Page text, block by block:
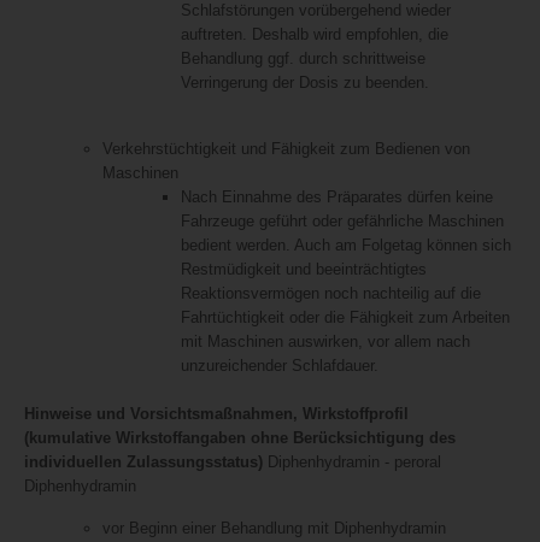
Schlafstörungen vorübergehend wieder
auftreten. Deshalb wird empfohlen, die
Behandlung ggf. durch schrittweise
Verringerung der Dosis zu beenden.
Verkehrstüchtigkeit und Fähigkeit zum Bedienen von
Maschinen
Nach Einnahme des Präparates dürfen keine
Fahrzeuge geführt oder gefährliche Maschinen
bedient werden. Auch am Folgetag können sich
Restmüdigkeit und beeinträchtigtes
Reaktionsvermögen noch nachteilig auf die
Fahrtüchtigkeit oder die Fähigkeit zum Arbeiten
mit Maschinen auswirken, vor allem nach
unzureichender Schlafdauer.
Hinweise und Vorsichtsmaßnahmen, Wirkstoffprofil
(kumulative Wirkstoffangaben ohne Berücksichtigung des
individuellen Zulassungsstatus) Diphenhydramin - peroral
Diphenhydramin
vor Beginn einer Behandlung mit Diphenhydramin